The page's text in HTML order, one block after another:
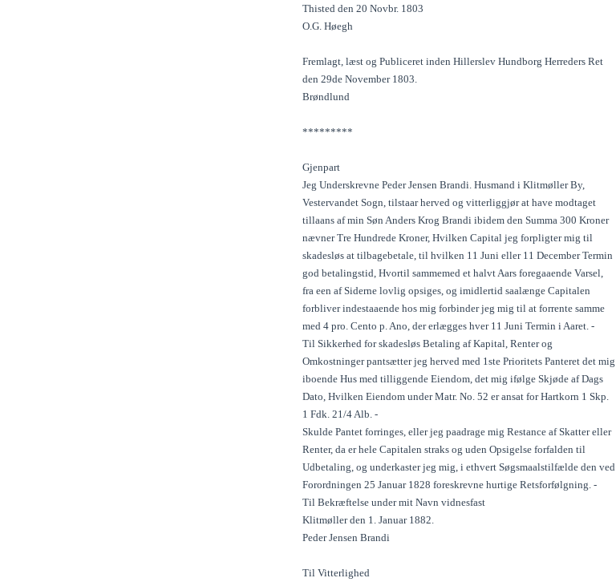
Thisted den 20 Novbr. 1803
O.G. Høegh
Fremlagt, læst og Publiceret inden Hillerslev Hundborg Herreders Ret
den 29de November 1803.
Brøndlund
*********
Gjenpart
Jeg Underskrevne Peder Jensen Brandi. Husmand i Klitmøller By,
Vestervandet Sogn, tilstaar herved og vitterliggjør at have modtaget
tillaans af min Søn Anders Krog Brandi ibidem den Summa 300 Kroner
nævner Tre Hundrede Kroner, Hvilken Capital jeg forpligter mig til
skadesløs at tilbagebetale, til hvilken 11 Juni eller 11 December Termin
god betalingstid, Hvortil sammemed et halvt Aars foregaaende Varsel,
fra een af Siderne lovlig opsiges, og imidlertid saalænge Capitalen
forbliver indestaaende hos mig forbinder jeg mig til at forrente samme
med 4 pro. Cento p. Ano, der erlægges hver 11 Juni Termin i Aaret. -
Til Sikkerhed for skadesløs Betaling af Kapital, Renter og
Omkostninger pantsætter jeg herved med 1ste Prioritets Panteret det mig
iboende Hus med tilliggende Eiendom, det mig ifølge Skjøde af Dags
Dato, Hvilken Eiendom under Matr. No. 52 er ansat for Hartkorn 1 Skp.
1 Fdk. 21/4 Alb. -
Skulde Pantet forringes, eller jeg paadrage mig Restance af Skatter eller
Renter, da er hele Capitalen straks og uden Opsigelse forfalden til
Udbetaling, og underkaster jeg mig, i ethvert Søgsmaalstilfælde den ved
Forordningen 25 Januar 1828 foreskrevne hurtige Retsforfølgning. -
Til Bekræftelse under mit Navn vidnesfast
Klitmøller den 1. Januar 1882.
Peder Jensen Brandi
Til Vitterlighed